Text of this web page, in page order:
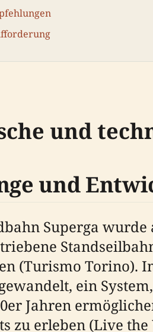
und
und
Superga
(Turismo Torino).
ein
Jahren
zu erleben (Live the